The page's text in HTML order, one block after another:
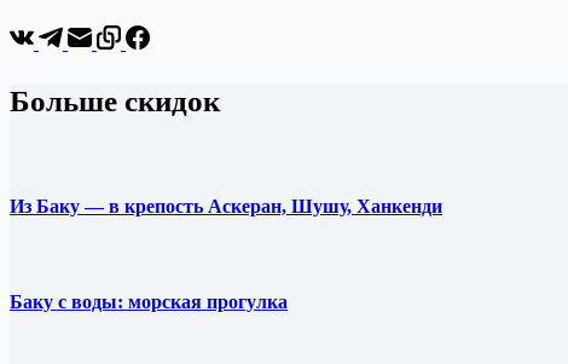
Больше скидок
Из Баку — в крепость Аскеран, Шушу, Ханкенди
Баку с воды: морская прогулка